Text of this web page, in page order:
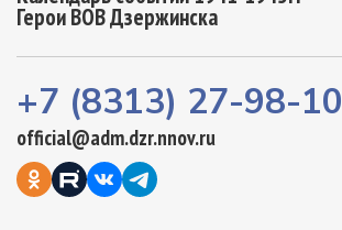
Герои ВОВ Дзержинска
+7 (8313) 27-98-10
official@adm.dzr.nnov.ru